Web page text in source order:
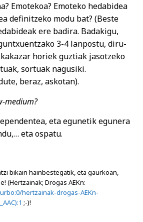
Emotekoa? Emoteko hedabidea
definitzeko modu bat? (Beste
ere badira. Badakigu,
3-4 lanpostu, diru-
horiek guztiak jasotzeko
sortuak nagusiki.
beraz, askotan).
medium?
eta egunetik egunera
eta ospatu.
bikain hainbestegatik, eta gaurkoan,
(Hertzainak; Drogas AEKn:
hertzainak-drogas-AEKn-
;-)!